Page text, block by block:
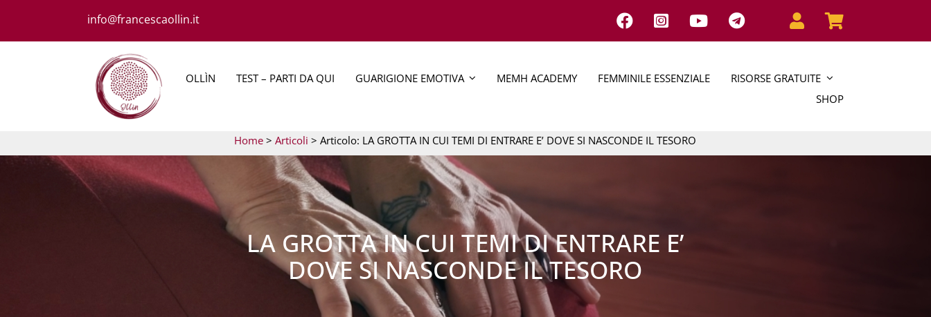
info@francescaollin.it
OLLÌN TEST – PARTI DA QUI GUARIGIONE EMOTIVA MEMH ACADEMY FEMMINILE ESSENZIALE
RISORSE GRATUITE
SHOP
Home >Articoli > Articolo: LA GROTTA IN CUI TEMI DI ENTRARE E’ DOVE SI NASCONDE IL TESORO
LA GROTTA IN CUI TEMI DI ENTRARE E’
DOVE SI NASCONDE IL TESORO